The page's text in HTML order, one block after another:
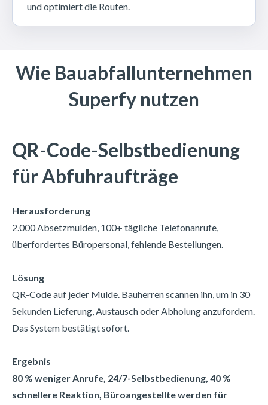
und optimiert die Routen.
Wie Bauabfallunternehmen
Superfy nutzen
QR-Code-Selbstbedienung
für Abfuhraufträge
Herausforderung
2.000 Absetzmulden, 100+ tägliche Telefonanrufe,
überfordertes Büropersonal, fehlende Bestellungen.
Lösung
QR-Code auf jeder Mulde. Bauherren scannen ihn, um in 30
Sekunden Lieferung, Austausch oder Abholung anzufordern.
Das System bestätigt sofort.
Ergebnis
80 % weniger Anrufe, 24/7-Selbstbedienung, 40 %
schnellere Reaktion, Büroangestellte werden für